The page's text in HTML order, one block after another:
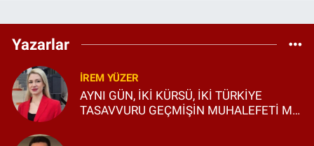
Yazarlar
İREM YÜZER
AYNI GÜN, İKİ KÜRSÜ, İKİ TÜRKİYE
TASAVVURU GEÇMİŞİN MUHALEFETİ Mİ,